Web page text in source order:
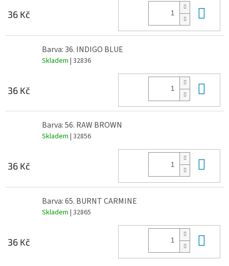
36 Kč
Barva: 36. INDIGO BLUE
Skladem | 32836
36 Kč
Barva: 56. RAW BROWN
Skladem | 32856
36 Kč
Barva: 65. BURNT CARMINE
Skladem | 32865
36 Kč